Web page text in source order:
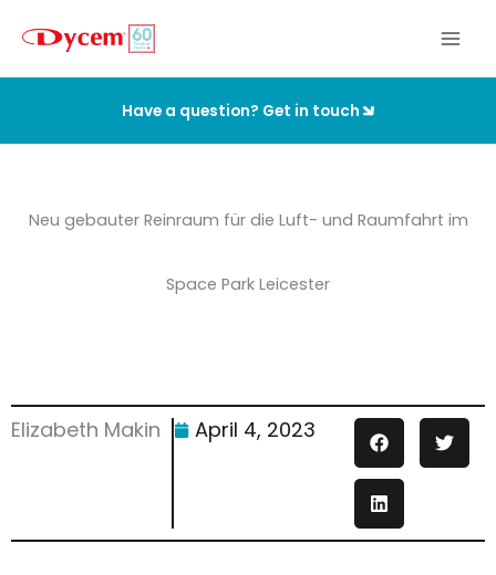
Inhalt
springen
Have a question? Get in touch
Neu gebauter Reinraum für die Luft- und Raumfahrt im
Space Park Leicester
Elizabeth Makin April 4, 2023